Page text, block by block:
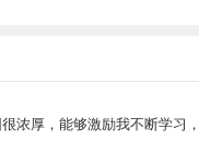
浓厚，能够激励我不断学习